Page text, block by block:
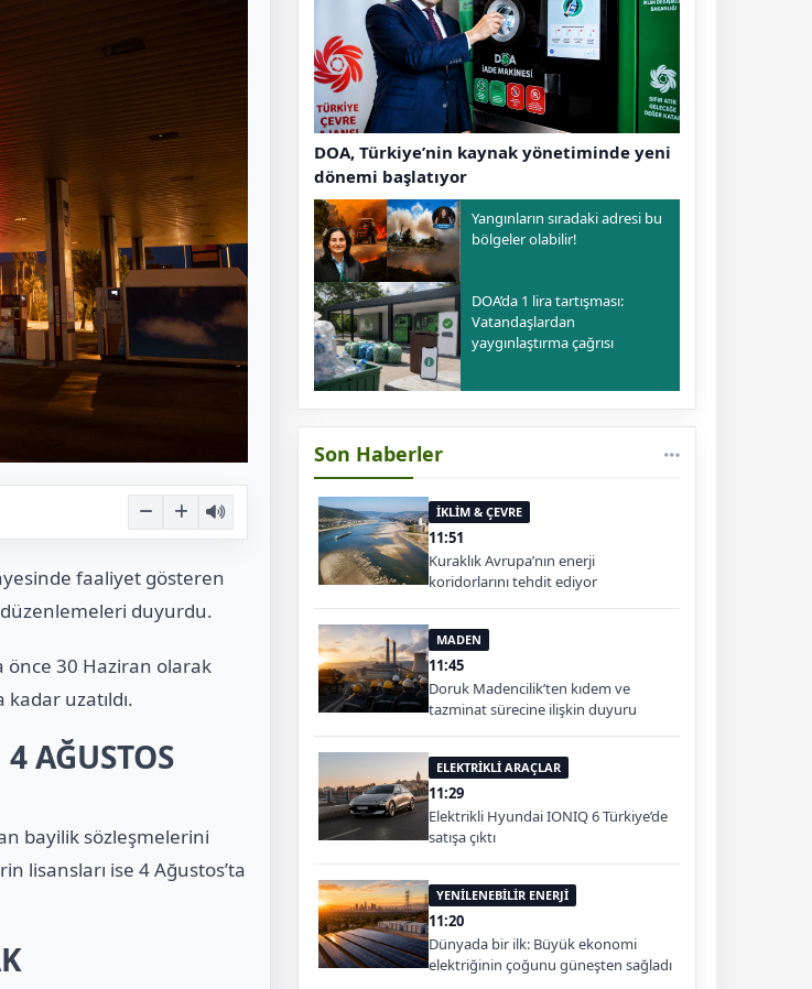
faaliyet gösteren
düzenlemeleri duyurdu.
önce 30 Haziran olarak
uzatıldı.
AĞUSTOS
bayilik sözleşmelerini
lisansları ise 4 Ağustos’ta
DOA, Türkiye’nin kaynak yönetiminde yeni
dönemi başlatıyor
Yangınların sıradaki adresi bu
bölgeler olabilir!
DOA’da 1 lira tartışması:
Vatandaşlardan
yaygınlaştırma çağrısı
Son Haberler
İKLİM & ÇEVRE
11:51
Kuraklık Avrupa’nın enerji
koridorlarını tehdit ediyor
MADEN
11:45
Doruk Madencilik’ten kıdem ve
tazminat sürecine ilişkin duyuru
ELEKTRİKLİ ARAÇLAR
11:29
Elektrikli Hyundai IONIQ 6 Türkiye’de
satışa çıktı
YENİLENEBİLİR ENERJİ
11:20
Dünyada bir ilk: Büyük ekonomi
elektriğinin çoğunu güneşten sağladı